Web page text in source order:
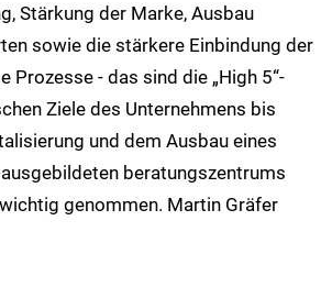
Stärkung der Marke, Ausbau
sowie die stärkere Einbindung der
Prozesse - das sind die „High 5“-
Ziele des Unternehmens bis
und dem Ausbau eines
beratungszentrums
genommen. Martin Gräfer